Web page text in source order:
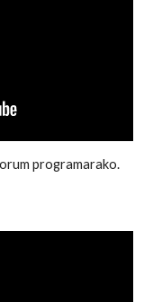
programarako.